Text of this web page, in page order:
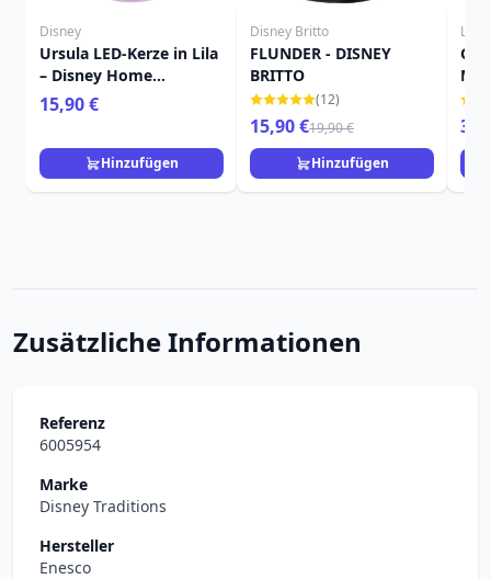
Disney
Ursula LED-Kerze in Lila
– Disney Home
Frangrance Collection
15,90 €
Hinzufügen
Disney Britto
FLUNDER - DISNEY
BRITTO
(12)
15,90 €19,90 €
Hinzufügen
Zusätzliche Informationen
Referenz
6005954
Marke
Disney Traditions
Hersteller
Enesco